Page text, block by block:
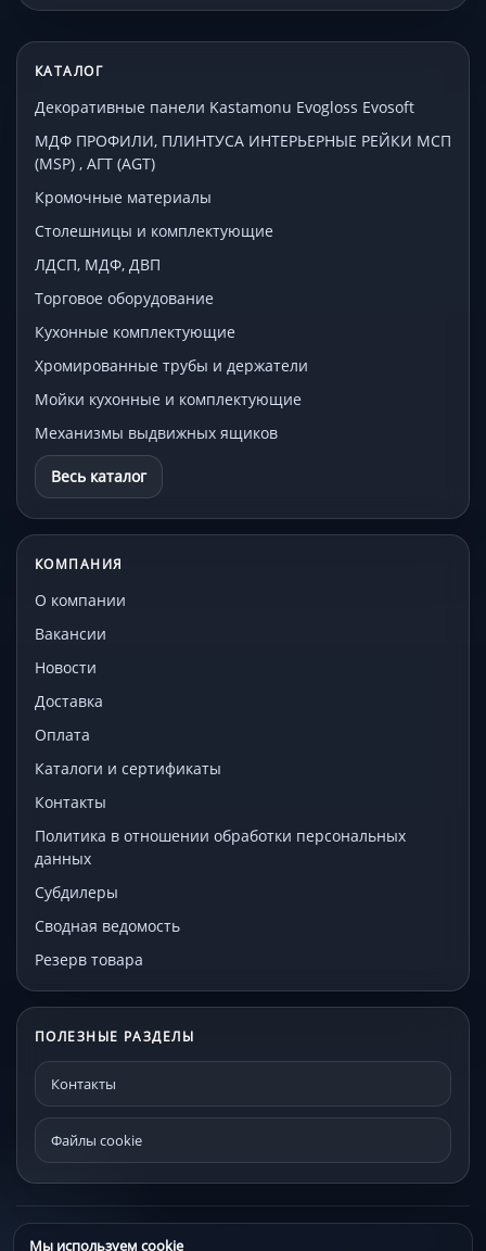
Мы используем cookie
КАТАЛОГ
Декоративные панели Kastamonu Evogloss Evosoft
МДФ ПРОФИЛИ, ПЛИНТУСА ИНТЕРЬЕРНЫЕ РЕЙКИ МСП
(MSP) , АГТ (AGT)
Кромочные материалы
Столешницы и комплектующие
ЛДСП, МДФ, ДВП
Торговое оборудование
Кухонные комплектующие
Хромированные трубы и держатели
Мойки кухонные и комплектующие
Механизмы выдвижных ящиков
Весь каталог
КОМПАНИЯ
О компании
Вакансии
Новости
Доставка
Оплата
Каталоги и сертификаты
Контакты
Политика в отношении обработки персональных
данных
Субдилеры
Сводная ведомость
Резерв товара
ПОЛЕЗНЫЕ РАЗДЕЛЫ
Контакты
Файлы cookie
© МЕКО - мебельная фурнитура и комплектующие 192241, Санкт-